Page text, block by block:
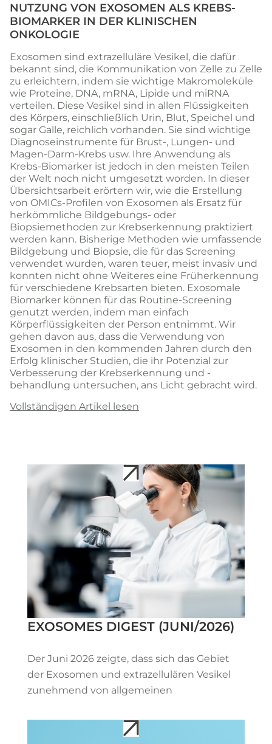
NUTZUNG VON EXOSOMEN ALS KREBS-
BIOMARKER IN DER KLINISCHEN
ONKOLOGIE
Exosomen sind extrazelluläre Vesikel, die dafür
bekannt sind, die Kommunikation von Zelle zu Zelle
zu erleichtern, indem sie wichtige Makromoleküle
wie Proteine, DNA, mRNA, Lipide und miRNA
verteilen. Diese Vesikel sind in allen Flüssigkeiten
des Körpers, einschließlich Urin, Blut, Speichel und
sogar Galle, reichlich vorhanden. Sie sind wichtige
Diagnoseinstrumente für Brust-, Lungen- und
Magen-Darm-Krebs usw. Ihre Anwendung als
Krebs-Biomarker ist jedoch in den meisten Teilen
der Welt noch nicht umgesetzt worden. In dieser
Übersichtsarbeit erörtern wir, wie die Erstellung
von OMICs-Profilen von Exosomen als Ersatz für
herkömmliche Bildgebungs- oder
Biopsiemethoden zur Krebserkennung praktiziert
werden kann. Bisherige Methoden wie umfassende
Bildgebung und Biopsie, die für das Screening
verwendet wurden, waren teuer, meist invasiv und
konnten nicht ohne Weiteres eine Früherkennung
für verschiedene Krebsarten bieten. Exosomale
Biomarker können für das Routine-Screening
genutzt werden, indem man einfach
Körperflüssigkeiten der Person entnimmt. Wir
gehen davon aus, dass die Verwendung von
Exosomen in den kommenden Jahren durch den
Erfolg klinischer Studien, die ihr Potenzial zur
Verbesserung der Krebserkennung und -
behandlung untersuchen, ans Licht gebracht wird.
Vollständigen Artikel lesen
EXOSOMES DIGEST (JUNI/2026)
Der Juni 2026 zeigte, dass sich das Gebiet
der Exosomen und extrazellulären Vesikel
zunehmend von allgemeinen